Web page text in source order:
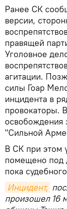
Ранее СК
версии,
правящей
Уголовное
агитации.
силы Гоар
инцидента в
провокаторы.
освобождения
"Сильной
В СК при этом
помещено под
пока
Инцидент,
произошел 16